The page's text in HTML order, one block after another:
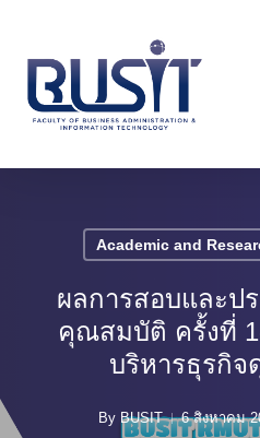
main
content
Academic and
ผลการสอบและป
คุณสมบัติ ครั้งที่
บริหารธุรกิ
By BUSIT 6 สิงหาคม